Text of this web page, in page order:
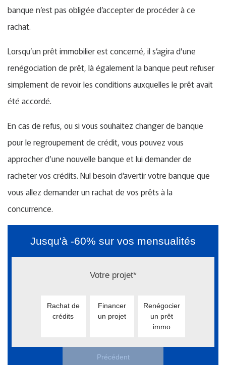
banque n’est pas obligée d’accepter de procéder à ce
rachat.
Lorsqu’un prêt immobilier est concerné, il s’agira d’une
renégociation de prêt, là également la banque peut refuser
simplement de revoir les conditions auxquelles le prêt avait
été accordé.
En cas de refus, ou si vous souhaitez changer de banque
pour le regroupement de crédit, vous pouvez vous
approcher d’une nouvelle banque et lui demander de
racheter vos crédits. Nul besoin d’avertir votre banque que
vous allez demander un rachat de vos prêts à la
concurrence.
Jusqu'à -60% sur vos mensualités
Votre projet*
Rachat de
crédits
Financer
un projet
Renégocier
un prêt
immo
Précédent